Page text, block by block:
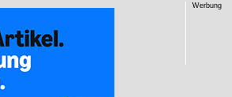
Werbung